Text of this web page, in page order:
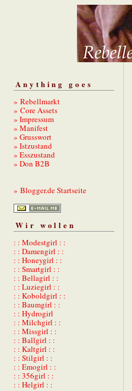
Anything goes
» Rebellmarkt
» Core Assets
» Impressum
» Manifest
» Grusswort
» Istzustand
» Esszustand
» Don B2B
» Blogger.de Startseite
Wir wollen
: : Modestgirl : :
: : Damengirl : :
: : Honeygirl : :
: : Smartgirl : :
: : Bellagirl : :
: : Luziegirl : :
: : Koboldgirl : :
: : Baumgirl : :
: : Hydrogirl
: : Milchgirl : :
: : Missgirl : :
: : Ballgirl : :
: : Kaltgirl : :
: : Stilgirl : :
: : Emogirl : :
: : 356girl : :
: : Helgirl : :